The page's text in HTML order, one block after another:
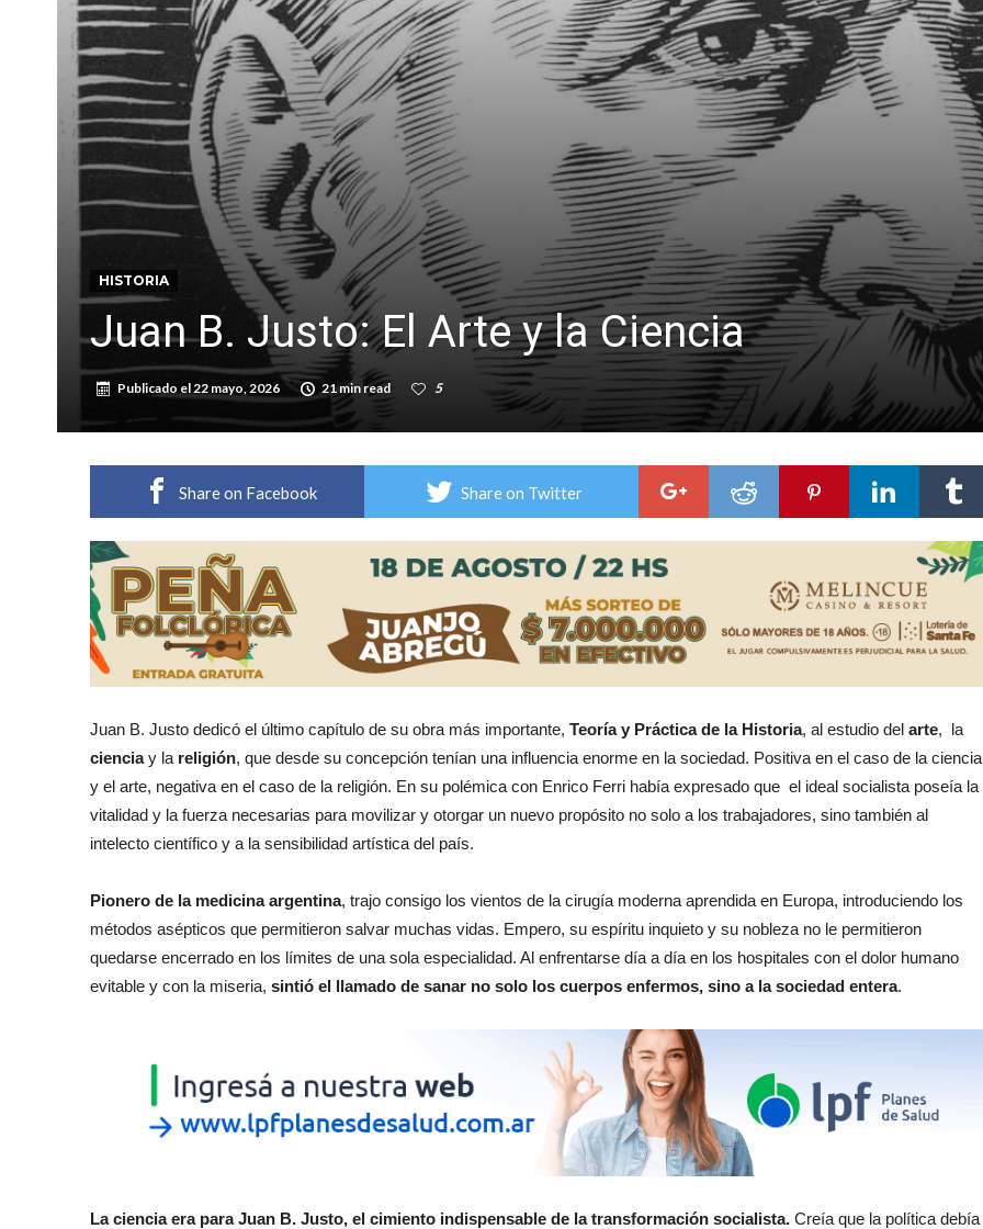
Firmat: avanza la investigación de dos empleadas del Juzgado de Faltas por presuntas irregularidades
Villada: el viento provocó el desprendimiento del techo del galpón del ferrocarril
Violento robo en la zona rural de Firmat: maniataron a una pareja de adultos mayores
Colecta solidaria de juguetes en Firmat para el EPI y el Hospital Vilela
HISTORIA
Juan B. Justo: El Arte y la Ciencia
Publicado el22 mayo, 2026 21 min read 5
Share on Facebook Share on Twitter
Juan B. Justo dedicó el último capítulo de su obra más importante, Teoría y Práctica de la Historia, al estudio del arte, la
cienciay la religión, que desde su concepción tenían una influencia enorme en la sociedad. Positiva en el caso de la ciencia
y el arte, negativa en el caso de la religión. En su polémica con Enrico Ferri había expresado que el ideal socialista poseía la
vitalidad y la fuerza necesarias para movilizar y otorgar un nuevo propósito no solo a los trabajadores, sino también al
intelecto científico y a la sensibilidad artística del país.
Pionero de la medicina argentina, trajo consigo los vientos de la cirugía moderna aprendida en Europa, introduciendo los
métodos asépticos que permitieron salvar muchas vidas. Empero, su espíritu inquieto y su nobleza no le permitieron
quedarse encerrado en los límites de una sola especialidad. Al enfrentarse día a día en los hospitales con el dolor humano
evitable y con la miseria, sintió el llamado de sanar no solo los cuerpos enfermos, sino a la sociedad entera.
La ciencia era para Juan B. Justo, el cimiento indispensable de la transformación socialista. Creía que la política debía